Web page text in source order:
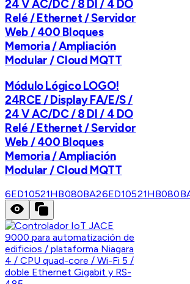
24 V AC/DC / 8 DI / 4 DO
Relé / Ethernet / Servidor
Web / 400 Bloques
Memoria / Ampliación
Modular / Cloud MQTT
Módulo Lógico LOGO!
24RCE / Display FA/E/S /
24 V AC/DC / 8 DI / 4 DO
Relé / Ethernet / Servidor
Web / 400 Bloques
Memoria / Ampliación
Modular / Cloud MQTT
6ED10521HB080BA2